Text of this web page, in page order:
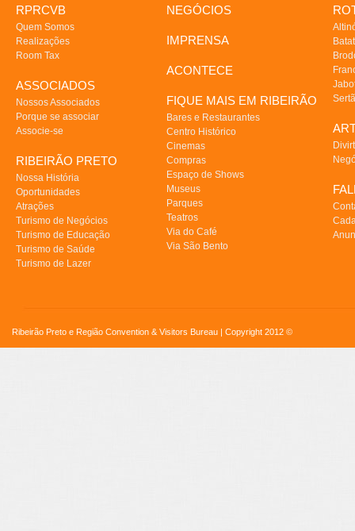
RPRCVB
Quem Somos
Realizações
Room Tax
ASSOCIADOS
Nossos Associados
Porque se associar
Associe-se
RIBEIRÃO PRETO
Nossa História
Oportunidades
Atrações
Turismo de Negócios
Turismo de Educação
Turismo de Saúde
Turismo de Lazer
NEGÓCIOS
IMPRENSA
ACONTECE
FIQUE MAIS EM RIBEIRÃO
Bares e Restaurantes
Centro Histórico
Cinemas
Compras
Espaço de Shows
Museus
Parques
Teatros
Via do Café
Via São Bento
Ribeirão Preto e Região Convention & Visitors Bureau | Copyright 2012 ©